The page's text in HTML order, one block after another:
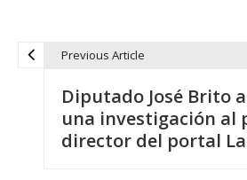
Previous Article
Diputado José Brito
una investigación al
director del portal